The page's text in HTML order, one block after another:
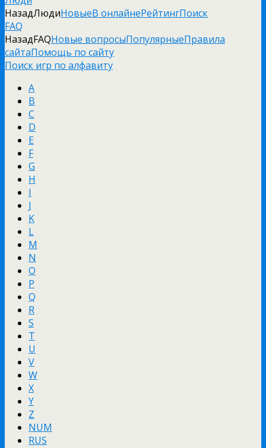
НазадЛюдиНовыеВ онлайнеРейтингПоиск
FAQ
НазадFAQНовые вопросыПопулярныеПравила
сайтаПомощь по сайту
Поиск игр по алфавиту
A
B
C
D
E
F
G
H
I
J
K
L
M
N
O
P
Q
R
S
T
U
V
W
X
Y
Z
NUM
RUS